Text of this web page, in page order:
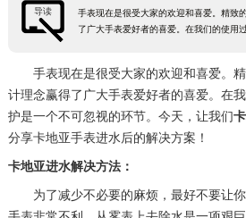
导读
手表现在是很受大家的欢迎和喜爱。精致
了广大手表爱好者的喜爱。在我们的使用
手表现在是很受大家的欢迎和喜爱。精
计理念赢得了广大手表爱好者的喜爱。在
护是一个不可忽视的环节。今天，让我们
分享卡地亚手表进水后的解决方案！
卡地亚进水解决方法：
为了减少不必要的麻烦，最好不要让你